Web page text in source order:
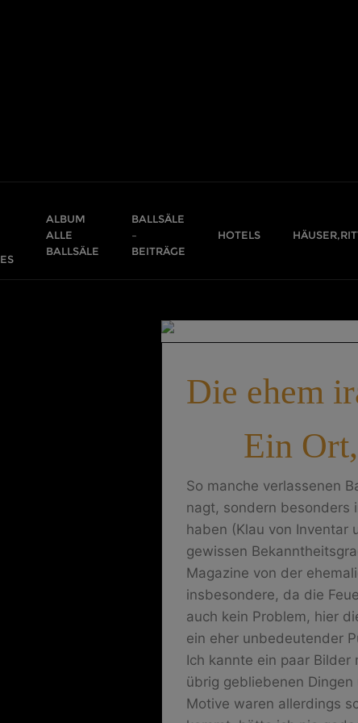
ALBUM
ALLE
BALLSÄLE
BALLSÄLE
–
BEITRÄGE
HOTELS
Die ehem
Ein
So manche verlassenen
nagt, sondern besonders
haben (Klau von Inventar
gewissen
Magazine von der
insbesondere, da die
auch kein Problem, hier
ein eher unbedeutender
Ich kannte ein paar
übrig gebliebenen
Motive waren allerdings